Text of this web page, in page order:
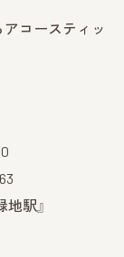
コースティッ
駅』